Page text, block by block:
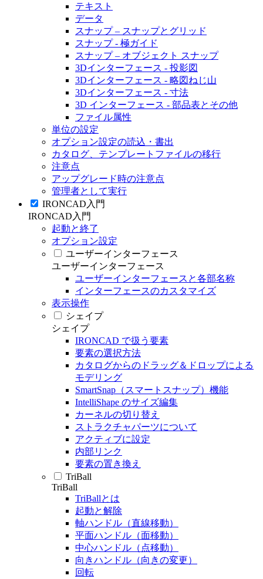
テキスト
データ
スナップ – スナップとグリッド
スナップ - 極ガイド
スナップ – オブジェクト スナップ
3Dインターフェース - 投影図
3Dインターフェース - 略図ねじ山
3Dインターフェース - 寸法
3D インターフェース - 部品表とその他
ファイル属性
単位の設定
オプション設定の読込・書出
カタログ、テンプレートファイルの移行
注意点
アップグレード時の注意点
管理者として実行
IRONCAD入門
IRONCAD入門
起動と終了
オプション設定
ユーザーインターフェース
ユーザーインターフェース
ユーザーインターフェースと各部名称
インターフェースのカスタマイズ
表示操作
シェイプ
シェイプ
IRONCAD で扱う要素
要素の選択方法
カタログからのドラッグ＆ドロップによる
モデリング
SmartSnap（スマートスナップ）機能
IntelliShape のサイズ編集
カーネルの切り替え
ストラクチャパーツについて
アクティブに設定
内部リンク
要素の置き換え
TriBall
TriBall
TriBallとは
起動と解除
軸ハンドル（直線移動）
平面ハンドル（面移動）
中心ハンドル（点移動）
向きハンドル（向きの変更）
回転